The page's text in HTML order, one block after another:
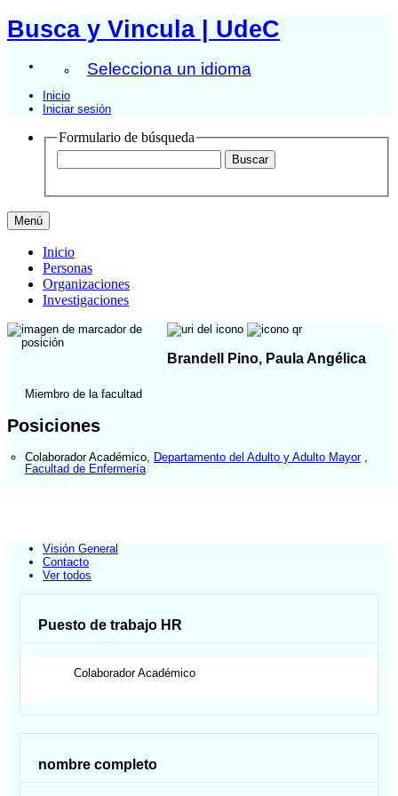
Busca y Vincula | UdeC
Selecciona un idioma
Inicio
Iniciar sesión
Formulario de búsqueda
Menú
Inicio
Personas
Organizaciones
Investigaciones
Brandell Pino, Paula Angélica
Miembro de la facultad
Posiciones
Colaborador Académico Departamento del Adulto y Adulto Mayor
Facultad de Enfermería
Visión General
Contacto
Ver todos
Puesto de trabajo HR
Colaborador Académico
nombre completo